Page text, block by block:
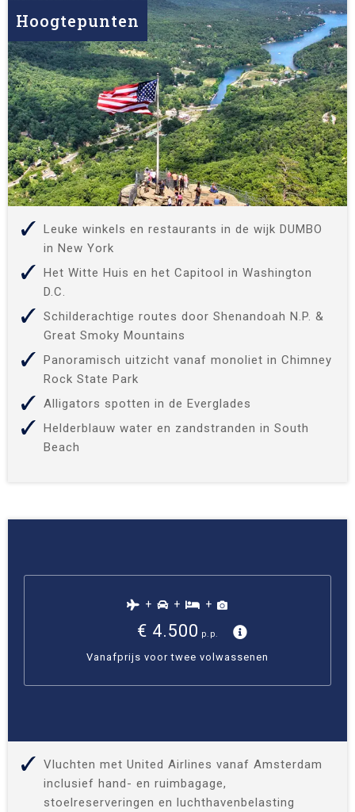
Hoogtepunten
Leuke winkels en restaurants in de wijk DUMBO
in New York
Het Witte Huis en het Capitool in Washington
D.C.
Schilderachtige routes door Shenandoah N.P. &
Great Smoky Mountains
Panoramisch uitzicht vanaf monoliet in Chimney
Rock State Park
Alligators spotten in de Everglades
Helderblauw water en zandstranden in South
Beach
+ + +
€ 4.500 p.p.
Vanafprijs voor twee volwassenen
Vluchten met United Airlines vanaf Amsterdam
inclusief hand- en ruimbagage,
stoelreserveringen en luchthavenbelasting